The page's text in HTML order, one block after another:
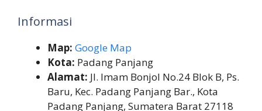
Informasi
Map: Google Map
Kota: Padang Panjang
Alamat: Jl. Imam Bonjol No.24 Blok B, Ps.
Baru, Kec. Padang Panjang Bar., Kota
Padang Panjang, Sumatera Barat 27118